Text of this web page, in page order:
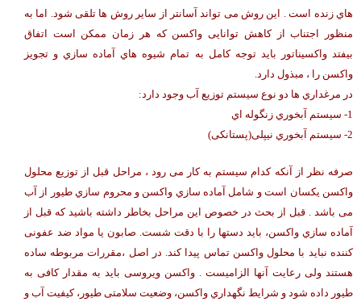
هاي زنده است . این روش می تواند آسانتر از سایر روش ها تلقی شود. اما به
منظور اجتناب از کاهش توانایی واکسن که هر زمان ممکن است اتفاق
بیفتد واکسیناتور باید توجه کامل به تمام شیوه هاي آماده سازي و تجویز
واکسن را ، مبذول دارد.
در مرغداري ها دو نوع سیستم توزیع آب وجود دارد:
1- سیستم آبخوري زنگوله اي
2- سیستم آبخوري نیپلی(پستانکی)
صرفه نظر از آنکه کدام سیستم به کار می رود ، مراحل قبل از توزیع محلول
واکسن یکسان است و شامل آماده سازي واکسن و محروم سازي طیور از آب
می باشد . قبل از بحث در خصوص این مراحل بخاطر داشته باشید که قبل از
آماده سازي واکسن، باید دستها را با دقت شست. صابون یا مواد ضد عفونی
کننده نباید با محلول واکسن تماس پیدا کند. در اصل ،مقررات مربوطه ساده
هستند ولی رعایت آنها الزامیست . واکسن ویروسی باید به مقدار کافی به
طیور داده شود و شرایط نگهداري واکسن، وضعیت سلامتی طیور، کیفیت آب و